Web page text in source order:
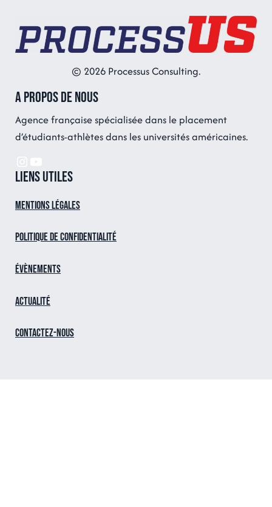
© 2026 Processus Consulting.
A propos de nous
Agence française spécialisée dans le placement
d’étudiants-athlètes dans les universités américaines.
Instagram
YouTube
Liens utiles
Mentions légales
Politique de confidentialité
Évènements
Actualité
Contactez-nous